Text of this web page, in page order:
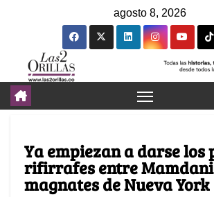
agosto 8, 2026
Ya empiezan a darse los
rifirrafes entre
magnates de Nueva York